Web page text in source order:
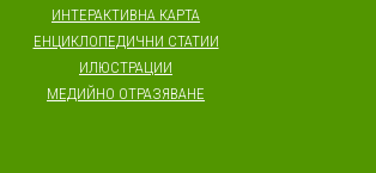
ИНТЕРАКТИВНА КАРТА
ЕНЦИКЛОПЕДИЧНИ СТАТИИ
ИЛЮСТРАЦИИ
МЕДИЙНО ОТРАЗЯВАНЕ